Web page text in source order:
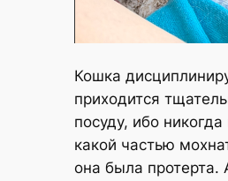
Кошка
приходится
посуду, ибо
какой частью
она была протерта.